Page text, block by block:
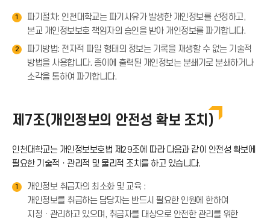
콘
1
파기절차: 인천대학교는 파기사유가 발생한 개인정보를 선정하고,
본교 개인정보보호 책임자의 승인을 받아 개인정보를 파기합니다.
2
파기방법: 전자적 파일 형태의 정보는 기록을 재생할 수 없는 기술적
방법을 사용합니다. 종이에 출력된 개인정보는 분쇄기로 분쇄하거나
소각을 통하여 파기합니다.
제7조(개인정보의 안전성 확보 조치)
인천대학교는 개인정보보호법 제29조에 따라 다음과 같이 안전성 확보에
필요한 기술적ㆍ관리적 및 물리적 조치를 하고 있습니다.
1
개인정보 취급자의 최소화 및 교육 :
개인정보를 취급하는 담당자는 반드시 필요한 인원에 한하여
지정ㆍ관리하고 있으며, 취급자를 대상으로 안전한 관리를 위한